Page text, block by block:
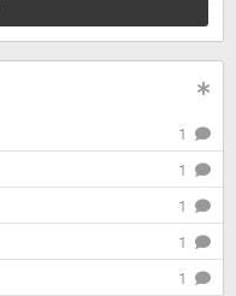
1
1
1
1
1